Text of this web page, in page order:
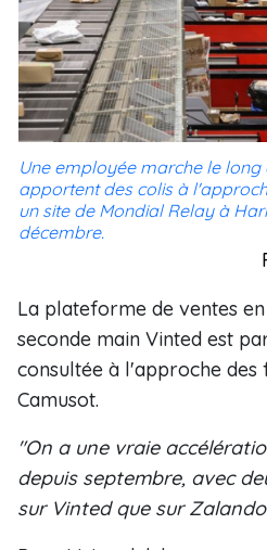
Une employée marche le
apportent des colis à
un site de Mondial Relay à
décembre.
La plateforme de ventes
seconde main Vinted est
consultée à l'approche des
Camusot.
"On a une vraie
depuis septembre, avec
sur Vinted que sur